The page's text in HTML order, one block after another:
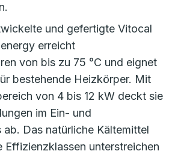
und gefertigte Vitocal
erreicht
von bis zu 75 °C und eignet
bestehende Heizkörper. Mit
von 4 bis 12 kW deckt sie
im Ein- und
ab. Das natürliche Kältemittel
Effizienzklassen unterstreichen